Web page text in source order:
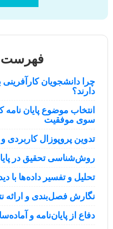
چرا دانشجویان کارآفرینی
دارند؟
انتخاب موضوع پایان نامه
سوی موفقیت
تدوین پروپوزال کاربردی و
روش‌شناسی تحقیق در
تحلیل و تفسیر داده‌ها با
نگارش فصل‌بندی و ارائه
دفاع از پایان‌نامه و